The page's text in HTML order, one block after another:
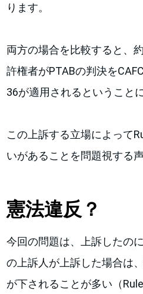
ります。
両方の場合を比較すると、
許権者がPTABの判決を
36が適用されるということ
この上訴する立場によって
いがあることを問題視する
憲法違反？
今回の問題は、上訴したの
の上訴人が上訴した場合は
が下されることが多い（